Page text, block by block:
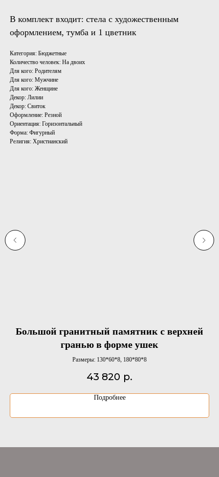
В комплект входит: стела с художественным
оформлением, тумба и 1 цветник
Категория: Бюджетные
Количество человек: На двоих
Для кого: Родителям
Для кого: Мужчине
Для кого: Женщине
Декор: Лилии
Декор: Свиток
Оформление: Резной
Ориентация: Горизонтальный
Форма: Фигурный
Религия: Христианский
Большой гранитный памятник с верхней
гранью в форме ушек
Размеры: 130*60*8, 180*80*8
43 820 р.
Подробнее